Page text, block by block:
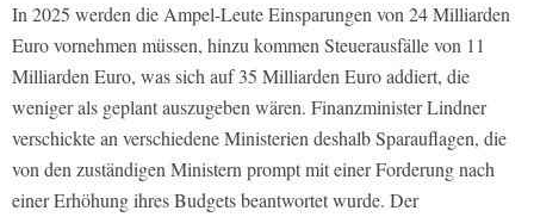
In 2025 werden die Ampel-Leute Einsparungen von 24 Milliarden
Euro vornehmen müssen, hinzu kommen Steuerausfälle von 11
Milliarden Euro, was sich auf 35 Milliarden Euro addiert, die
weniger als geplant auszugeben wären. Finanzminister Lindner
verschickte an verschiedene Ministerien deshalb Sparauflagen, die
von den zuständigen Ministern prompt mit einer Forderung nach
einer Erhöhung ihres Budgets beantwortet wurde. Der